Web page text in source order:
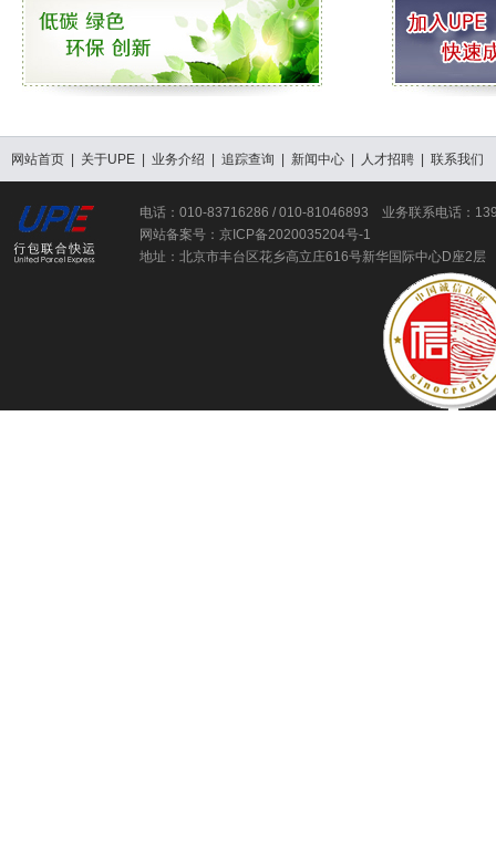
网站首页 关于UPE 业务介绍 追踪查询 新闻中心 人才招聘 联系我们
电话：010-83716286 / 010-81046893 业务联系电话：
网站备案号： 京ICP备2020035204号-1
地址：北京市丰台区花乡高立庄616号新华国际中心D座2层